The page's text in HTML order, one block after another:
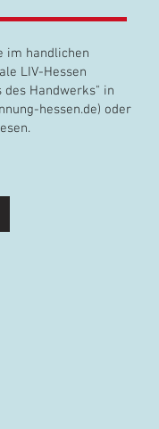
im handlichen
LIV-Hessen
des Handwerks" in
hessen.de) oder